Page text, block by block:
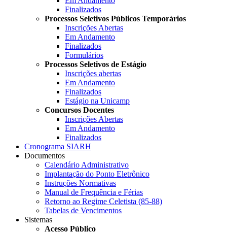
Finalizados
Processos Seletivos Públicos Temporários
Inscrições Abertas
Em Andamento
Finalizados
Formulários
Processos Seletivos de Estágio
Inscrições abertas
Em Andamento
Finalizados
Estágio na Unicamp
Concursos Docentes
Inscrições Abertas
Em Andamento
Finalizados
Cronograma SIARH
Documentos
Calendário Administrativo
Implantação do Ponto Eletrônico
Instruções Normativas
Manual de Frequência e Férias
Retorno ao Regime Celetista (85-88)
Tabelas de Vencimentos
Sistemas
Acesso Público